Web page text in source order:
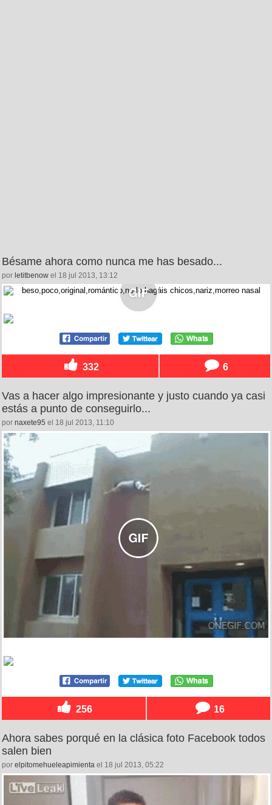
Bésame ahora como nunca me has besado...
por letitbenow el 18 jul 2013, 13:12
332 6
Vas a hacer algo impresionante y justo cuando ya casi
estás a punto de conseguirlo...
por naxete95 el 18 jul 2013, 11:10
256 16
Ahora sabes porqué en la clásica foto Facebook todos
salen bien
por elpitomehueleapimienta el 18 jul 2013, 05:22